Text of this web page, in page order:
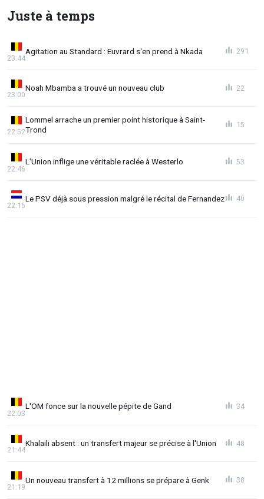
Juste à temps
Agitation au Standard : Euvrard s'en prend à Nkada
23:44
291
Noah Mbamba a trouvé un nouveau club
23:00
22
Lommel arrache un premier point historique à Saint-
Trond
22:52
15
L'Union inflige une véritable raclée à Westerlo
22:46
53
Le PSV déjà sous pression malgré le récital de Fernandez
22:16
40
L'OM fonce sur la nouvelle pépite de Gand
22:03
34
Khalaili absent : un transfert majeur se précise à l'Union
21:44
48
Un nouveau transfert à 12 millions se prépare à Genk
21:19
38